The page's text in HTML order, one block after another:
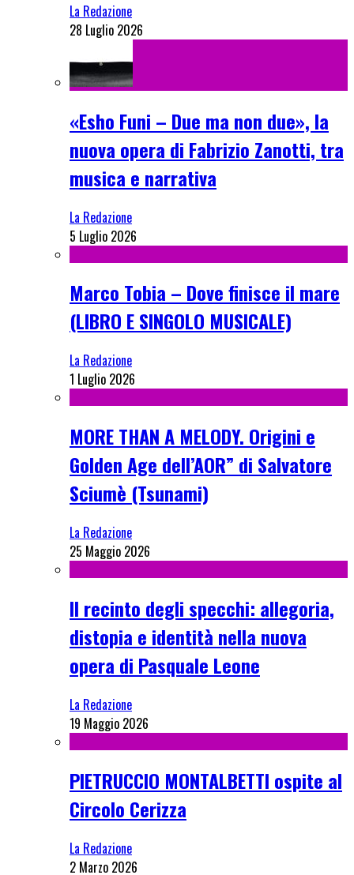
La Redazione
28 Luglio 2026
«Esho Funi – Due ma non due», la
nuova opera di Fabrizio Zanotti, tra
musica e narrativa
La Redazione
5 Luglio 2026
Marco Tobia – Dove finisce il mare
(LIBRO E SINGOLO MUSICALE)
La Redazione
1 Luglio 2026
MORE THAN A MELODY. Origini e
Golden Age dell’AOR” di Salvatore
Sciumè (Tsunami)
La Redazione
25 Maggio 2026
Il recinto degli specchi: allegoria,
distopia e identità nella nuova
opera di Pasquale Leone
La Redazione
19 Maggio 2026
PIETRUCCIO MONTALBETTI ospite al
Circolo Cerizza
La Redazione
2 Marzo 2026